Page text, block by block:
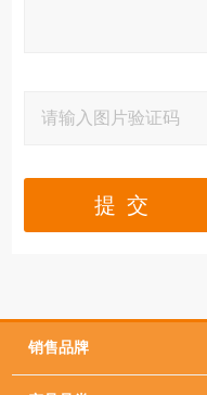
提 交
销售品牌